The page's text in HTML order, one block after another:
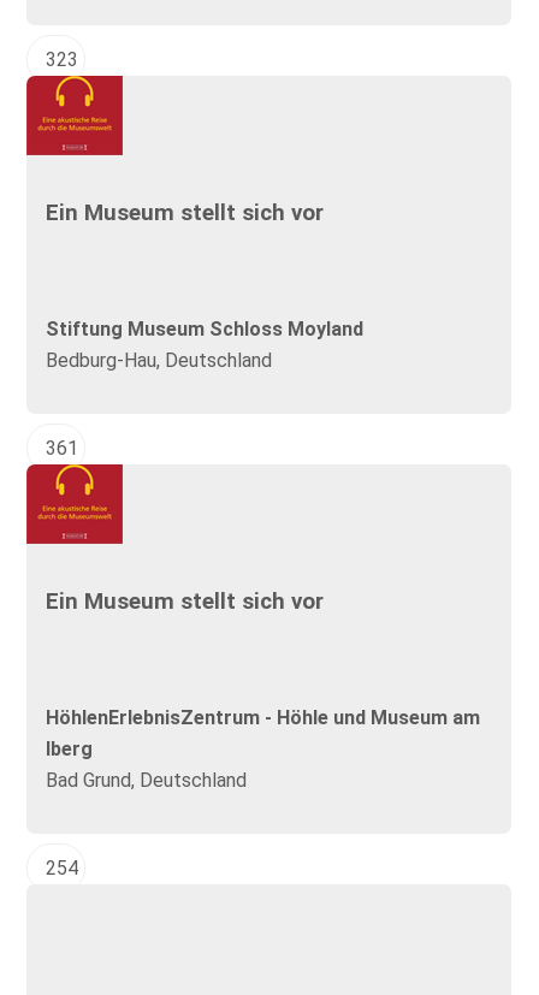
323
Ein Museum stellt sich vor
Stiftung Museum Schloss Moyland
Bedburg-Hau, Deutschland
361
Ein Museum stellt sich vor
HöhlenErlebnisZentrum - Höhle und Museum am
Iberg
Bad Grund, Deutschland
254